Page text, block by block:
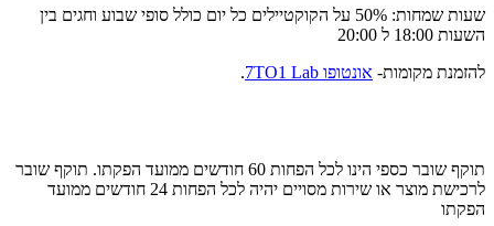
שעות שמחות: 50% על הקוקטיילים כל יום כולל סופי שבוע וחגים בין
השעות 18:00 ל 20:00
להזמנת מקומות- אונטופו 7TO1 Lab .
תוקף שובר כספי הינו לכל הפחות 60 חודשים ממועד הפקתו. תוקף שובר
לרכישת מוצר או שירות מסויים יהיה לכל הפחות 24 חודשים ממועד
הפקתו